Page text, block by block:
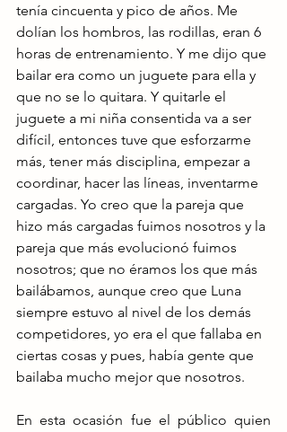
tenía cincuenta y pico de años. Me
dolían los hombros, las rodillas, eran 6
horas de entrenamiento. Y me dijo que
bailar era como un juguete para ella y
que no se lo quitara. Y quitarle el
juguete a mi niña consentida va a ser
difícil, entonces tuve que esforzarme
más, tener más disciplina, empezar a
coordinar, hacer las líneas, inventarme
cargadas. Yo creo que la pareja que
hizo más cargadas fuimos nosotros y la
pareja que más evolucionó fuimos
nosotros; que no éramos los que más
bailábamos, aunque creo que Luna
siempre estuvo al nivel de los demás
competidores, yo era el que fallaba en
ciertas cosas y pues, había gente que
bailaba mucho mejor que nosotros.
En esta ocasión fue el público quien